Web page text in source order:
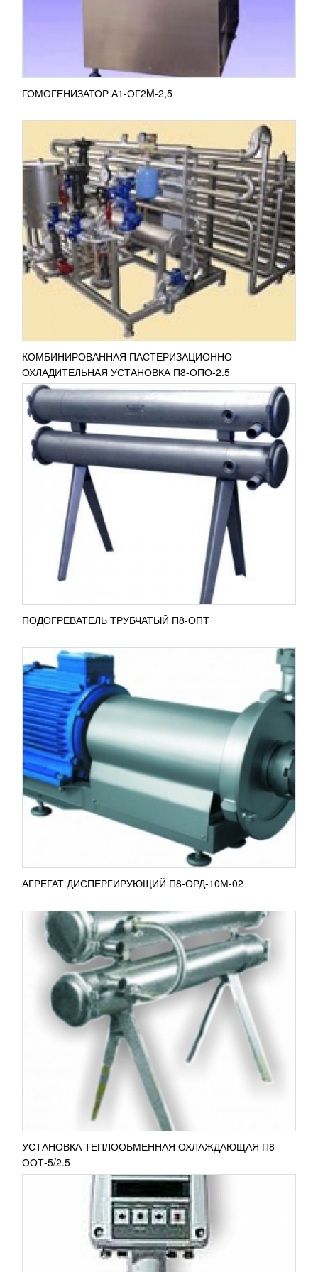
ГОМОГЕНИЗАТОР А1-ОГ2M-2,5
КОМБИНИРОВАННАЯ ПАСТЕРИЗАЦИОННО-
ОХЛАДИТЕЛЬНАЯ УСТАНОВКА П8-ОПО-2.5
ПОДОГРЕВАТЕЛЬ ТРУБЧАТЫЙ П8-ОПТ
288 599RUB
Подогреватель трубчатый П8-ОПТ применяется
для подогрева молока в процессе сепарирования
на маслозаводах, сеператорных пунктах и
сыродельнызаводах....
ПОДРОБНЕЕ
ПОДОГРЕВАТЕЛЬ ТРУБЧАТЫЙ П8-ОПТ
АГРЕГАТ ДИСПЕРГИРУЮЩИЙ П8-
ОРД-10М-02
264 936RUB
Агрегат диспергирующий П8-ОРД-10М-02
используется для восстановления сухого молока,
внесения сухих компонентов в жидкие продукты,
для получения...
ПОДРОБНЕЕ
АГРЕГАТ ДИСПЕРГИРУЮЩИЙ П8-ОРД-10М-02
УСТАНОВКА ТЕПЛООБМЕННАЯ
ОХЛАЖДАЮЩАЯ П8-ООТ-5/2.5
314 361RUB
Установка теплообменная П8-ООТ-5/2.5
предназначена для охлаждения различных видов
жидкостей, употребляемых в пищу, таких как
минеральная вода, молоко...
ПОДРОБНЕЕ
УСТАНОВКА ТЕПЛООБМЕННАЯ ОХЛАЖДАЮЩАЯ П8-
ООТ-5/2.5
СЧЕТЧИК МОЛОКА РМ-5П
82 693RUB
Счетчик молока РМ-5П используется для
измерения массового расхода и объема
электропроводящих жидкостей в пищевой
промышленности. Упрощает процесс...
ПОДРОБНЕЕ